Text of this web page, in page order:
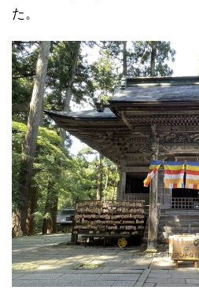
た。